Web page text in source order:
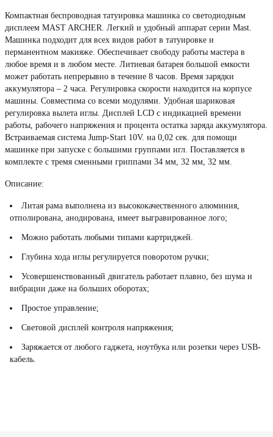
Компактная беспроводная татуировка машинка со светодиодным
дисплеем MAST ARCHER. Легкий и удобный аппарат серии Mast.
Машинка подходит для всех видов работ в татуировке и
перманентном макияже. Обеспечивает свободу работы мастера в
любое время и в любом месте. Литиевая батарея большой емкости
может работать непрерывно в течение 8 часов. Время зарядки
аккумулятора – 2 часа. Регулировка скорости находится на корпусе
машины. Совместима со всеми модулями. Удобная шариковая
регулировка вылета иглы. Дисплей LCD с индикацией времени
работы, рабочего напряжения и процента остатка заряда аккумулятора.
Встраиваемая система Jump-Start 10V. на 0,02 сек. для помощи
машинке при запуске с большими группами игл. Поставляется в
комплекте с тремя сменными гриппами 34 мм, 32 мм, 32 мм.
Описание:
Литая рама выполнена из высококачественного алюминия,
отполирована, анодирована, имеет выгравированное лого;
Можно работать любыми типами картриджей.
Глубина хода иглы регулируется поворотом ручки;
Усовершенствованный двигатель работает плавно, без шума и
вибрации даже на больших оборотах;
Простое управление;
Световой дисплей контроля напряжения;
Заряжается от любого гаджета, ноутбука или розетки через USB-
кабель.